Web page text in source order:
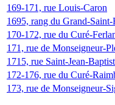
169-171, rue Louis-Caron
1695, rang du Grand-Saint-
170-172, rue du Curé-
171, rue de Monseigneur-
1715, rue Saint-Jean-
172-176, rue du Curé-
173, rue de Monseigneur-